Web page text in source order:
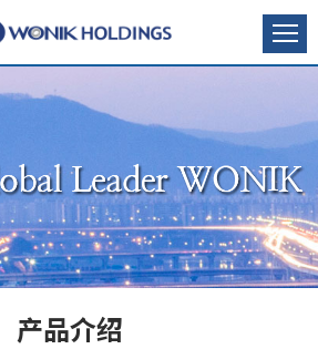
产品介绍